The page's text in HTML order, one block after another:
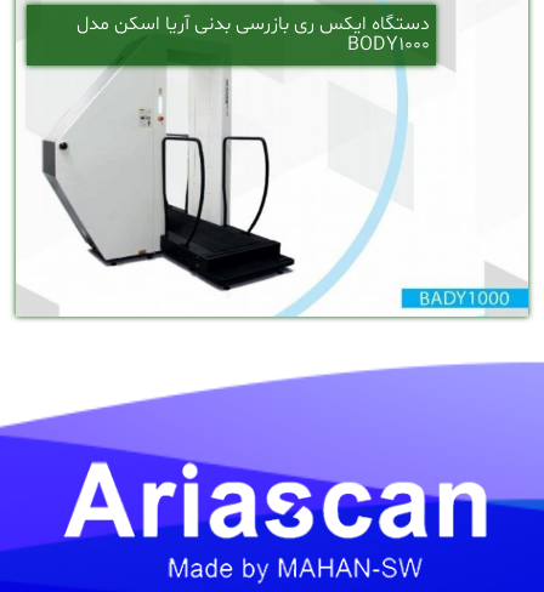
دستگاه ایکس ری بازرسی بدنی آریا اسکن مدل
BODY1000